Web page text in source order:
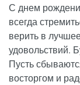
С днем
всегда
верить в
удовольствий.
Пусть
восторгом и